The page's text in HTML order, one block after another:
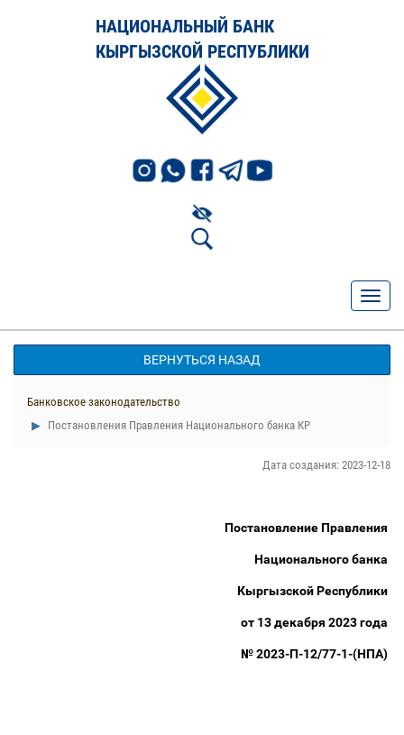
НАЦИОНАЛЬНЫЙ БАНК
КЫРГЫЗСКОЙ РЕСПУБЛИКИ
ВЕРНУТЬСЯ НАЗАД
Банковское законодательство
Постановления Правления Национального банка КР
Дата создания: 2023-12-18
Постановление Правления
Национального банка
Кыргызской Республики
от 13 декабря 2023 года
№ 2023-П-12/77-1-(НПА)